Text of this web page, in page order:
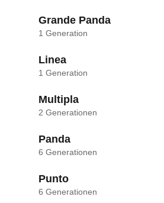
Grande Panda
1 Generation
Linea
1 Generation
Multipla
2 Generationen
Panda
6 Generationen
Punto
6 Generationen